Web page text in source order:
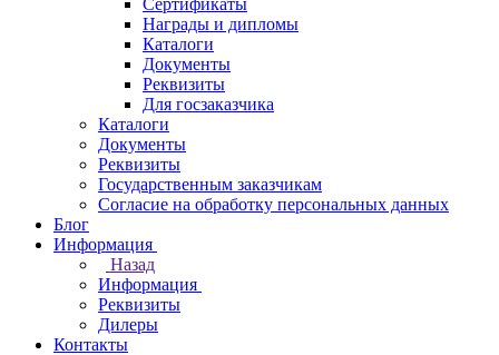
Сертификаты
Награды и дипломы
Каталоги
Документы
Реквизиты
Для госзаказчика
Каталоги
Документы
Реквизиты
Государственным заказчикам
Согласие на обработку персональных данных
Блог
Информация
Назад
Информация
Реквизиты
Дилеры
Контакты